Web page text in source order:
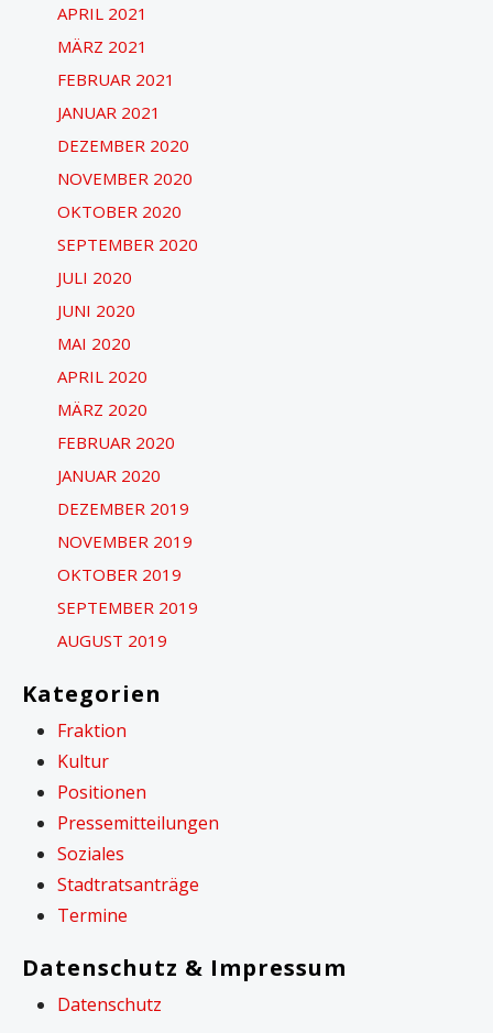
APRIL 2021
MÄRZ 2021
FEBRUAR 2021
JANUAR 2021
DEZEMBER 2020
NOVEMBER 2020
OKTOBER 2020
SEPTEMBER 2020
JULI 2020
JUNI 2020
MAI 2020
APRIL 2020
MÄRZ 2020
FEBRUAR 2020
JANUAR 2020
DEZEMBER 2019
NOVEMBER 2019
OKTOBER 2019
SEPTEMBER 2019
AUGUST 2019
Kategorien
Fraktion
Kultur
Positionen
Pressemitteilungen
Soziales
Stadtratsanträge
Termine
Datenschutz & Impressum
Datenschutz